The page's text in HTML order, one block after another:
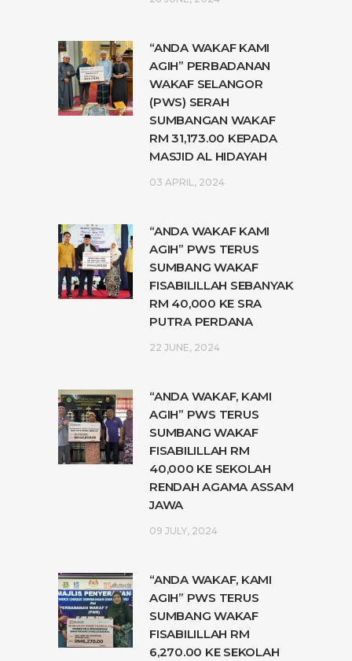
“ANDA WAKAF KAMI
AGIH” PERBADANAN
WAKAF SELANGOR
(PWS) SERAH
SUMBANGAN WAKAF
RM 31,173.00 KEPADA
MASJID AL HIDAYAH
03 APRIL, 2024
“ANDA WAKAF KAMI
AGIH” PWS TERUS
SUMBANG WAKAF
FISABILILLAH SEBANYAK
RM 40,000 KE SRA
PUTRA PERDANA
22 JUNE, 2024
“ANDA WAKAF, KAMI
AGIH” PWS TERUS
SUMBANG WAKAF
FISABILILLAH RM
40,000 KE SEKOLAH
RENDAH AGAMA ASSAM
JAWA
09 JULY, 2024
“ANDA WAKAF, KAMI
AGIH” PWS TERUS
SUMBANG WAKAF
FISABILILLAH RM
6,270.00 KE SEKOLAH